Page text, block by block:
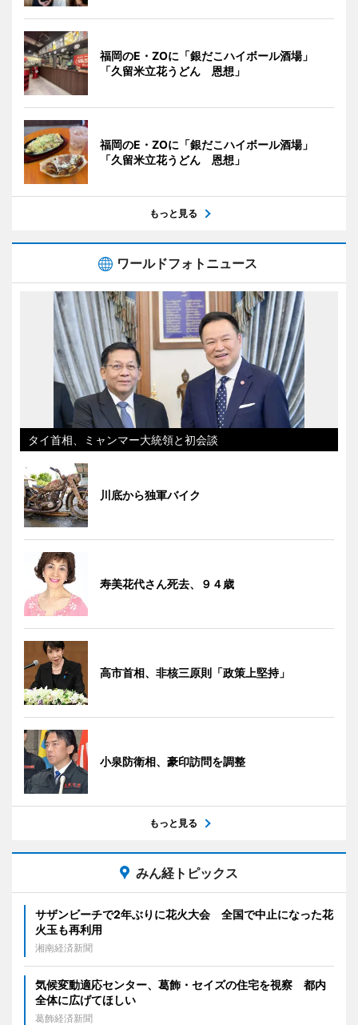
福岡のE・ZOに「銀だこハイボール酒場」
「久留米立花うどん 恩想」
福岡のE・ZOに「銀だこハイボール酒場」
「久留米立花うどん 恩想」
もっと見る
ワールドフォトニュース
タイ首相、ミャンマー大統領と初会談
川底から独軍バイク
寿美花代さん死去、９４歳
高市首相、非核三原則「政策上堅持」
小泉防衛相、豪印訪問を調整
もっと見る
みん経トピックス
サザンビーチで2年ぶりに花火大会 全国で中止になった花
火玉も再利用
湘南経済新聞
気候変動適応センター、葛飾・セイズの住宅を視察 都内
全体に広げてほしい
葛飾経済新聞